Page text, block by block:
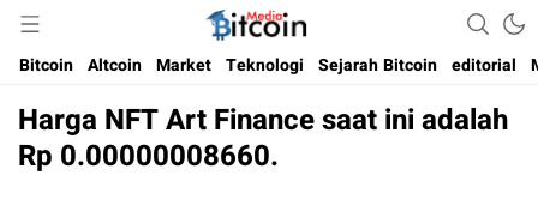
Bitcoin Media Indonesia
Media Bitcoin dan Cryptocurrency, dan Blockchain di Indonesia
Bitcoin Altcoin Market Teknologi Sejarah Bitcoin editorial
Harga NFT Art Finance saat ini adalah
Rp 0.00000008660.